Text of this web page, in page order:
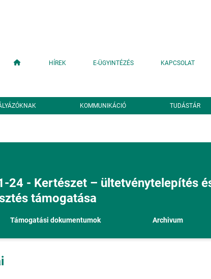
Fő navigáció
HÍREK E-ÜGYINTÉZÉS KAPCSOLAT
KOMMUNIKÁCIÓ TUDÁSTÁR
24 - Kertészet – ültetvénytelepítés
támogatása
Támogatási dokumentumok Archivum